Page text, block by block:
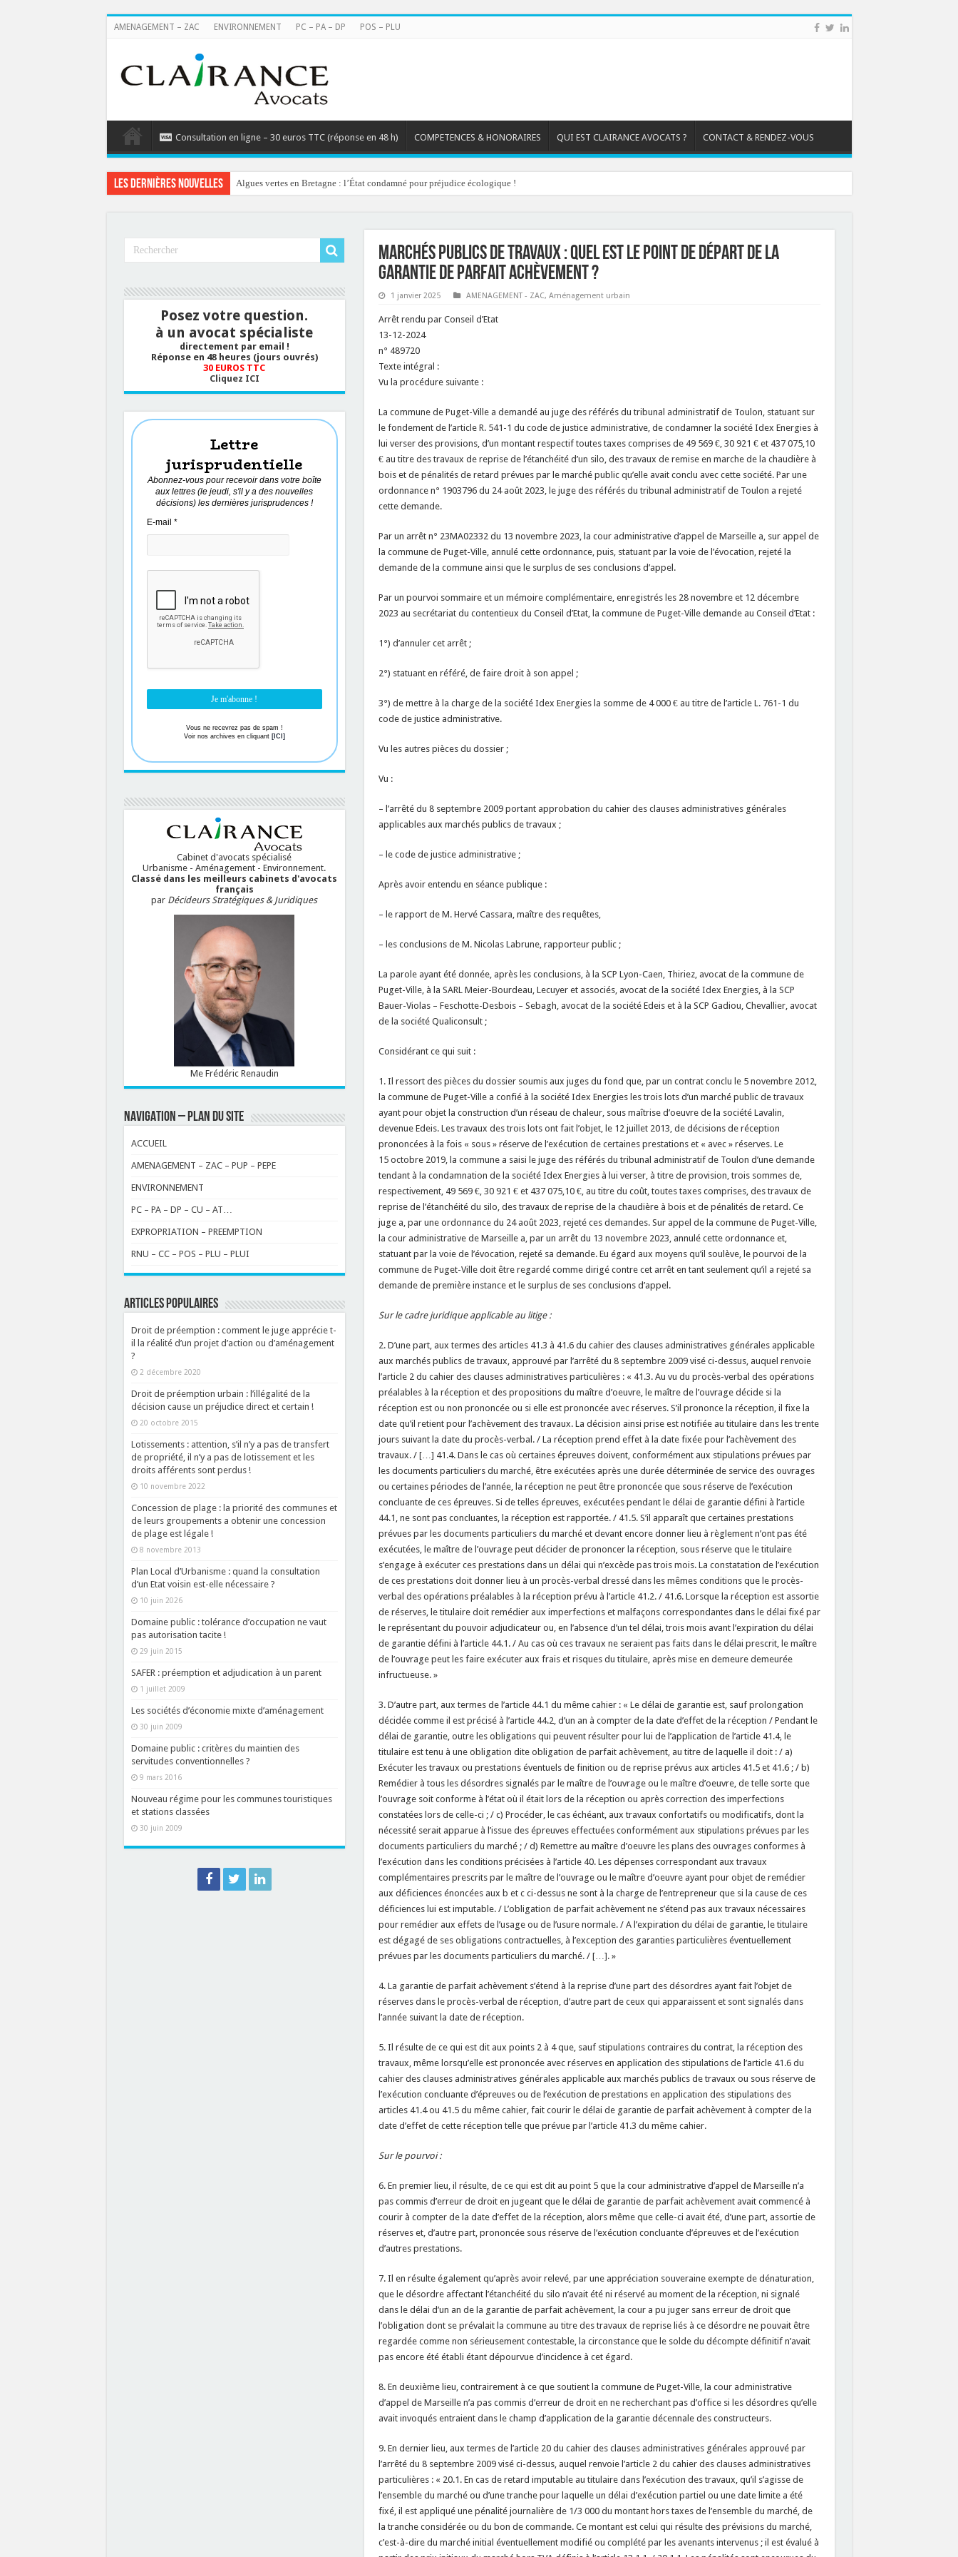
AMENAGEMENT – ZAC ENVIRONNEMENT PC – PA – DP POS – PLU
Consultation en ligne – 30 euros TTC (réponse en 48 h) COMPETENCES & HONORAIRES QUI EST CLAIRANCE AVOCATS ? CONTACT & RENDEZ-VOUS
Les dernières nouvelles Algues vertes en Bretagne : l’État condamné pour préjudice écologique !
Marchés publics de travaux : quel est le point de départ de la
garantie de parfait achèvement ?
1 janvier 2025 AMENAGEMENT - ZAC, Aménagement urbain
Arrêt rendu par Conseil d’Etat
13-12-2024
n° 489720
Texte intégral :
Vu la procédure suivante :
La commune de Puget-Ville a demandé au juge des référés du tribunal administratif de Toulon, statuant sur
le fondement de l’article R. 541-1 du code de justice administrative, de condamner la société Idex Energies à
lui verser des provisions, d’un montant respectif toutes taxes comprises de 49 569 €, 30 921 € et 437 075,10
€ au titre des travaux de reprise de l’étanchéité d’un silo, des travaux de remise en marche de la chaudière à
bois et de pénalités de retard prévues par le marché public qu’elle avait conclu avec cette société. Par une
ordonnance n° 1903796 du 24 août 2023, le juge des référés du tribunal administratif de Toulon a rejeté
cette demande.
Par un arrêt n° 23MA02332 du 13 novembre 2023, la cour administrative d’appel de Marseille a, sur appel de
la commune de Puget-Ville, annulé cette ordonnance, puis, statuant par la voie de l’évocation, rejeté la
demande de la commune ainsi que le surplus de ses conclusions d’appel.
Par un pourvoi sommaire et un mémoire complémentaire, enregistrés les 28 novembre et 12 décembre
2023 au secrétariat du contentieux du Conseil d’Etat, la commune de Puget-Ville demande au Conseil d’Etat :
1°) d’annuler cet arrêt ;
2°) statuant en référé, de faire droit à son appel ;
3°) de mettre à la charge de la société Idex Energies la somme de 4 000 € au titre de l’article L. 761-1 du
code de justice administrative.
Vu les autres pièces du dossier ;
Vu :
– l’arrêté du 8 septembre 2009 portant approbation du cahier des clauses administratives générales
applicables aux marchés publics de travaux ;
– le code de justice administrative ;
Après avoir entendu en séance publique :
– le rapport de M. Hervé Cassara, maître des requêtes,
– les conclusions de M. Nicolas Labrune, rapporteur public ;
La parole ayant été donnée, après les conclusions, à la SCP Lyon-Caen, Thiriez, avocat de la commune de
Puget-Ville, à la SARL Meier-Bourdeau, Lecuyer et associés, avocat de la société Idex Energies, à la SCP
Bauer-Violas – Feschotte-Desbois – Sebagh, avocat de la société Edeis et à la SCP Gadiou, Chevallier, avocat
de la société Qualiconsult ;
Considérant ce qui suit :
1. Il ressort des pièces du dossier soumis aux juges du fond que, par un contrat conclu le 5 novembre 2012,
la commune de Puget-Ville a confié à la société Idex Energies les trois lots d’un marché public de travaux
ayant pour objet la construction d’un réseau de chaleur, sous maîtrise d’oeuvre de la société Lavalin,
devenue Edeis. Les travaux des trois lots ont fait l’objet, le 12 juillet 2013, de décisions de réception
prononcées à la fois « sous » réserve de l’exécution de certaines prestations et « avec » réserves. Le
15 octobre 2019, la commune a saisi le juge des référés du tribunal administratif de Toulon d’une demande
tendant à la condamnation de la société Idex Energies à lui verser, à titre de provision, trois sommes de,
respectivement, 49 569 €, 30 921 € et 437 075,10 €, au titre du coût, toutes taxes comprises, des travaux de
reprise de l’étanchéité du silo, des travaux de reprise de la chaudière à bois et de pénalités de retard. Ce
juge a, par une ordonnance du 24 août 2023, rejeté ces demandes. Sur appel de la commune de Puget-Ville,
la cour administrative de Marseille a, par un arrêt du 13 novembre 2023, annulé cette ordonnance et,
statuant par la voie de l’évocation, rejeté sa demande. Eu égard aux moyens qu’il soulève, le pourvoi de la
commune de Puget-Ville doit être regardé comme dirigé contre cet arrêt en tant seulement qu’il a rejeté sa
demande de première instance et le surplus de ses conclusions d’appel.
Sur le cadre juridique applicable au litige :
2. D’une part, aux termes des articles 41.3 à 41.6 du cahier des clauses administratives générales applicable
aux marchés publics de travaux, approuvé par l’arrêté du 8 septembre 2009 visé ci-dessus, auquel renvoie
l’article 2 du cahier des clauses administratives particulières : « 41.3. Au vu du procès-verbal des opérations
préalables à la réception et des propositions du maître d’oeuvre, le maître de l’ouvrage décide si la
réception est ou non prononcée ou si elle est prononcée avec réserves. S’il prononce la réception, il fixe la
date qu’il retient pour l’achèvement des travaux. La décision ainsi prise est notifiée au titulaire dans les trente
jours suivant la date du procès-verbal. / La réception prend effet à la date fixée pour l’achèvement des
travaux. / […] 41.4. Dans le cas où certaines épreuves doivent, conformément aux stipulations prévues par
les documents particuliers du marché, être exécutées après une durée déterminée de service des ouvrages
ou certaines périodes de l’année, la réception ne peut être prononcée que sous réserve de l’exécution
concluante de ces épreuves. Si de telles épreuves, exécutées pendant le délai de garantie défini à l’article
44.1, ne sont pas concluantes, la réception est rapportée. / 41.5. S’il apparaît que certaines prestations
prévues par les documents particuliers du marché et devant encore donner lieu à règlement n’ont pas été
exécutées, le maître de l’ouvrage peut décider de prononcer la réception, sous réserve que le titulaire
s’engage à exécuter ces prestations dans un délai qui n’excède pas trois mois. La constatation de l’exécution
de ces prestations doit donner lieu à un procès-verbal dressé dans les mêmes conditions que le procès-
verbal des opérations préalables à la réception prévu à l’article 41.2. / 41.6. Lorsque la réception est assortie
de réserves, le titulaire doit remédier aux imperfections et malfaçons correspondantes dans le délai fixé par
le représentant du pouvoir adjudicateur ou, en l’absence d’un tel délai, trois mois avant l’expiration du délai
de garantie défini à l’article 44.1. / Au cas où ces travaux ne seraient pas faits dans le délai prescrit, le maître
de l’ouvrage peut les faire exécuter aux frais et risques du titulaire, après mise en demeure demeurée
infructueuse. »
3. D’autre part, aux termes de l’article 44.1 du même cahier : « Le délai de garantie est, sauf prolongation
décidée comme il est précisé à l’article 44.2, d’un an à compter de la date d’effet de la réception / Pendant le
délai de garantie, outre les obligations qui peuvent résulter pour lui de l’application de l’article 41.4, le
titulaire est tenu à une obligation dite obligation de parfait achèvement, au titre de laquelle il doit : / a)
Exécuter les travaux ou prestations éventuels de finition ou de reprise prévus aux articles 41.5 et 41.6 ; / b)
Remédier à tous les désordres signalés par le maître de l’ouvrage ou le maître d’oeuvre, de telle sorte que
l’ouvrage soit conforme à l’état où il était lors de la réception ou après correction des imperfections
constatées lors de celle-ci ; / c) Procéder, le cas échéant, aux travaux confortatifs ou modificatifs, dont la
nécessité serait apparue à l’issue des épreuves effectuées conformément aux stipulations prévues par les
documents particuliers du marché ; / d) Remettre au maître d’oeuvre les plans des ouvrages conformes à
l’exécution dans les conditions précisées à l’article 40. Les dépenses correspondant aux travaux
complémentaires prescrits par le maître de l’ouvrage ou le maître d’oeuvre ayant pour objet de remédier
aux déficiences énoncées aux b et c ci-dessus ne sont à la charge de l’entrepreneur que si la cause de ces
déficiences lui est imputable. / L’obligation de parfait achèvement ne s’étend pas aux travaux nécessaires
pour remédier aux effets de l’usage ou de l’usure normale. / A l’expiration du délai de garantie, le titulaire
est dégagé de ses obligations contractuelles, à l’exception des garanties particulières éventuellement
prévues par les documents particuliers du marché. / […]. »
4. La garantie de parfait achèvement s’étend à la reprise d’une part des désordres ayant fait l’objet de
réserves dans le procès-verbal de réception, d’autre part de ceux qui apparaissent et sont signalés dans
l’année suivant la date de réception.
5. Il résulte de ce qui est dit aux points 2 à 4 que, sauf stipulations contraires du contrat, la réception des
travaux, même lorsqu’elle est prononcée avec réserves en application des stipulations de l’article 41.6 du
cahier des clauses administratives générales applicable aux marchés publics de travaux ou sous réserve de
l’exécution concluante d’épreuves ou de l’exécution de prestations en application des stipulations des
articles 41.4 ou 41.5 du même cahier, fait courir le délai de garantie de parfait achèvement à compter de la
date d’effet de cette réception telle que prévue par l’article 41.3 du même cahier.
Sur le pourvoi :
6. En premier lieu, il résulte, de ce qui est dit au point 5 que la cour administrative d’appel de Marseille n’a
pas commis d’erreur de droit en jugeant que le délai de garantie de parfait achèvement avait commencé à
courir à compter de la date d’effet de la réception, alors même que celle-ci avait été, d’une part, assortie de
réserves et, d’autre part, prononcée sous réserve de l’exécution concluante d’épreuves et de l’exécution
d’autres prestations.
7. Il en résulte également qu’après avoir relevé, par une appréciation souveraine exempte de dénaturation,
que le désordre affectant l’étanchéité du silo n’avait été ni réservé au moment de la réception, ni signalé
dans le délai d’un an de la garantie de parfait achèvement, la cour a pu juger sans erreur de droit que
l’obligation dont se prévalait la commune au titre des travaux de reprise liés à ce désordre ne pouvait être
regardée comme non sérieusement contestable, la circonstance que le solde du décompte définitif n’avait
pas encore été établi étant dépourvue d’incidence à cet égard.
8. En deuxième lieu, contrairement à ce que soutient la commune de Puget-Ville, la cour administrative
d’appel de Marseille n’a pas commis d’erreur de droit en ne recherchant pas d’office si les désordres qu’elle
avait invoqués entraient dans le champ d’application de la garantie décennale des constructeurs.
9. En dernier lieu, aux termes de l’article 20 du cahier des clauses administratives générales approuvé par
l’arrêté du 8 septembre 2009 visé ci-dessus, auquel renvoie l’article 2 du cahier des clauses administratives
particulières : « 20.1. En cas de retard imputable au titulaire dans l’exécution des travaux, qu’il s’agisse de
l’ensemble du marché ou d’une tranche pour laquelle un délai d’exécution partiel ou une date limite a été
fixé, il est appliqué une pénalité journalière de 1/3 000 du montant hors taxes de l’ensemble du marché, de
la tranche considérée ou du bon de commande. Ce montant est celui qui résulte des prévisions du marché,
c’est-à-dire du marché initial éventuellement modifié ou complété par les avenants intervenus ; il est évalué à
Posez votre question.
à un avocat spécialiste
directement par email !
Réponse en 48 heures (jours ouvrés)
30 EUROS TTC
Cliquez ICI
Lettre
jurisprudentielle
Abonnez-vous pour recevoir dans votre boîte
aux lettres (le jeudi, s'il y a des nouvelles
décisions) les dernières jurisprudences !
E-mail *
Vous ne recevrez pas de spam !
Voir nos archives en cliquant [ICI]
Cabinet d'avocats spécialisé
Urbanisme - Aménagement - Environnement.
Classé dans les meilleurs cabinets d'avocats
français
par Décideurs Stratégiques & Juridiques
Me Frédéric Renaudin
NAVIGATION – PLAN DU SITE
ACCUEIL
AMENAGEMENT – ZAC – PUP – PEPE
ENVIRONNEMENT
PC – PA – DP – CU – AT…
EXPROPRIATION – PREEMPTION
RNU – CC – POS – PLU – PLUI
ARTICLES POPULAIRES
Droit de préemption : comment le juge apprécie t-
il la réalité d’un projet d’action ou d’aménagement
?
2 décembre 2020
Droit de préemption urbain : l’illégalité de la
décision cause un préjudice direct et certain !
20 octobre 2015
Lotissements : attention, s’il n’y a pas de transfert
de propriété, il n’y a pas de lotissement et les
droits afférents sont perdus !
10 novembre 2022
Concession de plage : la priorité des communes et
de leurs groupements a obtenir une concession
de plage est légale !
8 novembre 2013
Plan Local d’Urbanisme : quand la consultation
d’un Etat voisin est-elle nécessaire ?
10 juin 2026
Domaine public : tolérance d’occupation ne vaut
pas autorisation tacite !
29 juin 2015
SAFER : préemption et adjudication à un parent
1 juillet 2009
Les sociétés d’économie mixte d’aménagement
30 juin 2009
Domaine public : critères du maintien des
servitudes conventionnelles ?
9 mars 2016
Nouveau régime pour les communes touristiques
et stations classées
30 juin 2009